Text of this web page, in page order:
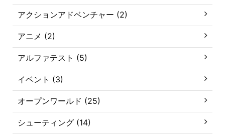
アクションアドベンチャー (2)
アニメ (2)
アルファテスト (5)
イベント (3)
オープンワールド (25)
シューティング (14)